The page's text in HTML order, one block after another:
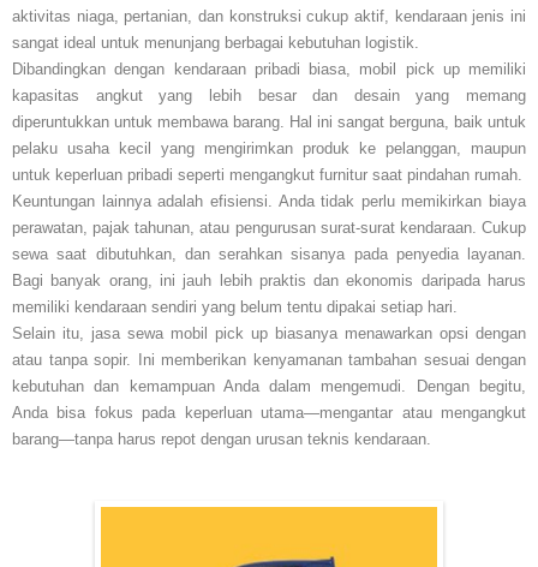
aktivitas niaga, pertanian, dan konstruksi cukup aktif, kendaraan jenis ini
sangat ideal untuk menunjang berbagai kebutuhan logistik.
Dibandingkan dengan kendaraan pribadi biasa, mobil pick up memiliki
kapasitas angkut yang lebih besar dan desain yang memang
diperuntukkan untuk membawa barang. Hal ini sangat berguna, baik untuk
pelaku usaha kecil yang mengirimkan produk ke pelanggan, maupun
untuk keperluan pribadi seperti mengangkut furnitur saat pindahan rumah.
Keuntungan lainnya adalah efisiensi. Anda tidak perlu memikirkan biaya
perawatan, pajak tahunan, atau pengurusan surat-surat kendaraan. Cukup
sewa saat dibutuhkan, dan serahkan sisanya pada penyedia layanan.
Bagi banyak orang, ini jauh lebih praktis dan ekonomis daripada harus
memiliki kendaraan sendiri yang belum tentu dipakai setiap hari.
Selain itu, jasa sewa mobil pick up biasanya menawarkan opsi dengan
atau tanpa sopir. Ini memberikan kenyamanan tambahan sesuai dengan
kebutuhan dan kemampuan Anda dalam mengemudi. Dengan begitu,
Anda bisa fokus pada keperluan utama—mengantar atau mengangkut
barang—tanpa harus repot dengan urusan teknis kendaraan.